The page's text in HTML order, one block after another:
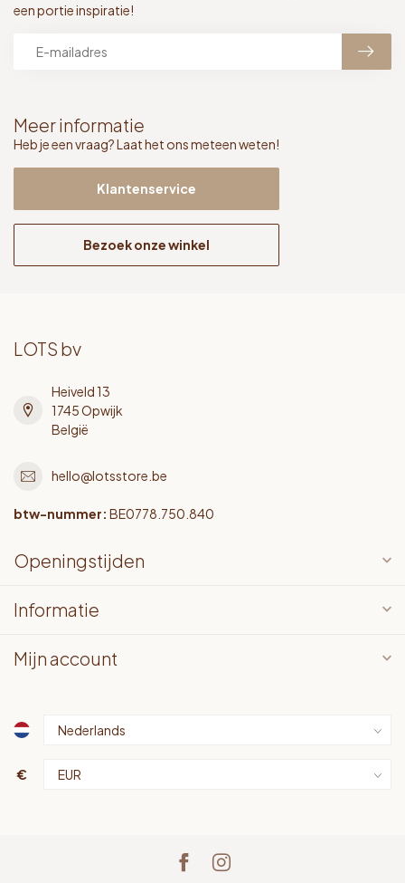
Meer informatie
Heb je een vraag? Laat het ons meteen weten!
Klantenservice
Bezoek onze winkel
een portie inspiratie!
LOTS bv
Heiveld 13
1745 Opwijk
België
hello@lotsstore.be
btw-nummer: BE0778.750.840
Openingstijden
Informatie
Mijn account
€